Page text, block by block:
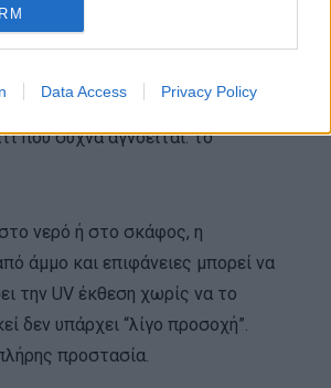
Data Access Privacy Policy
το περιγράφει απλά:
που συχνά αγνοείται: το
νερό ή στο σκάφος, η
άμμο και επιφάνειες μπορεί να
την UV έκθεση χωρίς να το
δεν υπάρχει “λίγο προσοχή”.
προστασία.